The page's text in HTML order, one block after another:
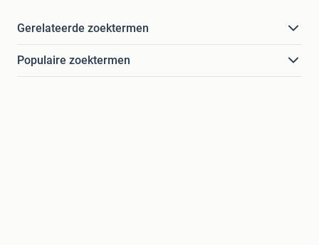
Gerelateerde zoektermen
Populaire zoektermen